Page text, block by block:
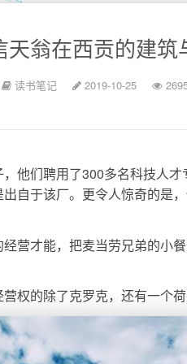
天翁在西贡的建
读书笔记 2019-10-25
他们聘用了300多名科技人
自于该厂。更令人惊奇的是
营才能，把麦当劳兄弟的小
权的除了克罗克，还有一个荷